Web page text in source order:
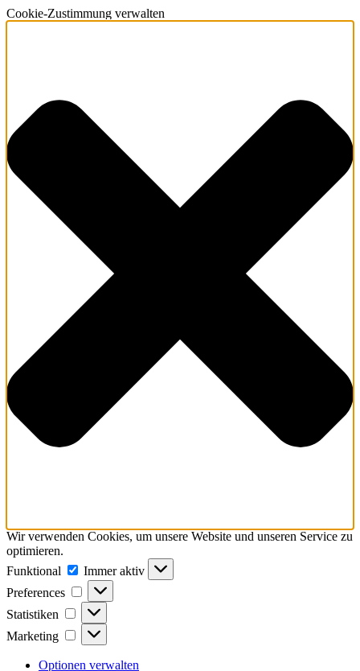
Cookie-Zustimmung verwalten
Wir verwenden Cookies, um unsere Website und unseren Service zu
optimieren.
Funktional
Funktional
Immer aktiv
Preferences
Preferences
Statistiken Statistiken
Marketing Marketing
Optionen verwalten